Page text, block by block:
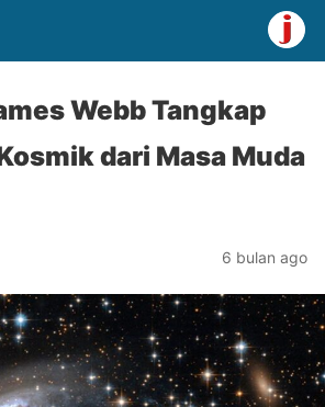
Webb Tangkap
dari Masa Muda
6 bulan ago